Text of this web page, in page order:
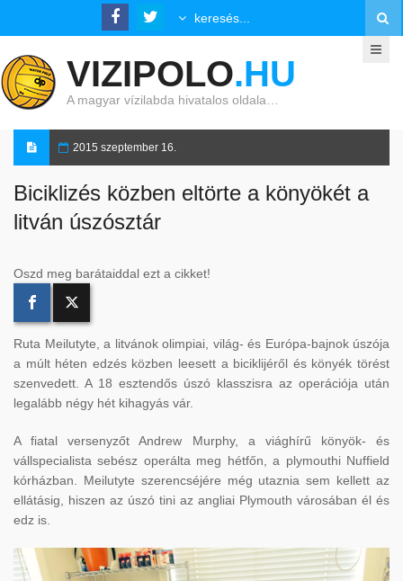
VIZIPOLO.HU
A magyar vízilabda hivatalos oldala…
2015 szeptember 16.
Biciklizés közben eltörte a könyökét a
litván úszósztár
Oszd meg barátaiddal ezt a cikket!
Ruta Meilutyte, a litvánok olimpiai, világ- és Európa-bajnok úszója
a múlt héten edzés közben leesett a biciklijéről és könyék törést
szenvedett. A 18 esztendős úszó klasszisra az operációja után
legalább négy hét kihagyás vár.
A fiatal versenyzőt Andrew Murphy, a viághírű könyök- és
vállspecialista sebész operálta meg hétfőn, a plymouthi Nuffield
kórházban. Meilutyte szerencséjére még utaznia sem kellett az
ellátásig, hiszen az úszó tini az angliai Plymouth városában él és
edz is.